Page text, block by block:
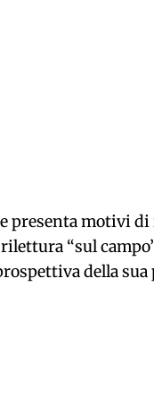
presenta motivi
“sul
della sua